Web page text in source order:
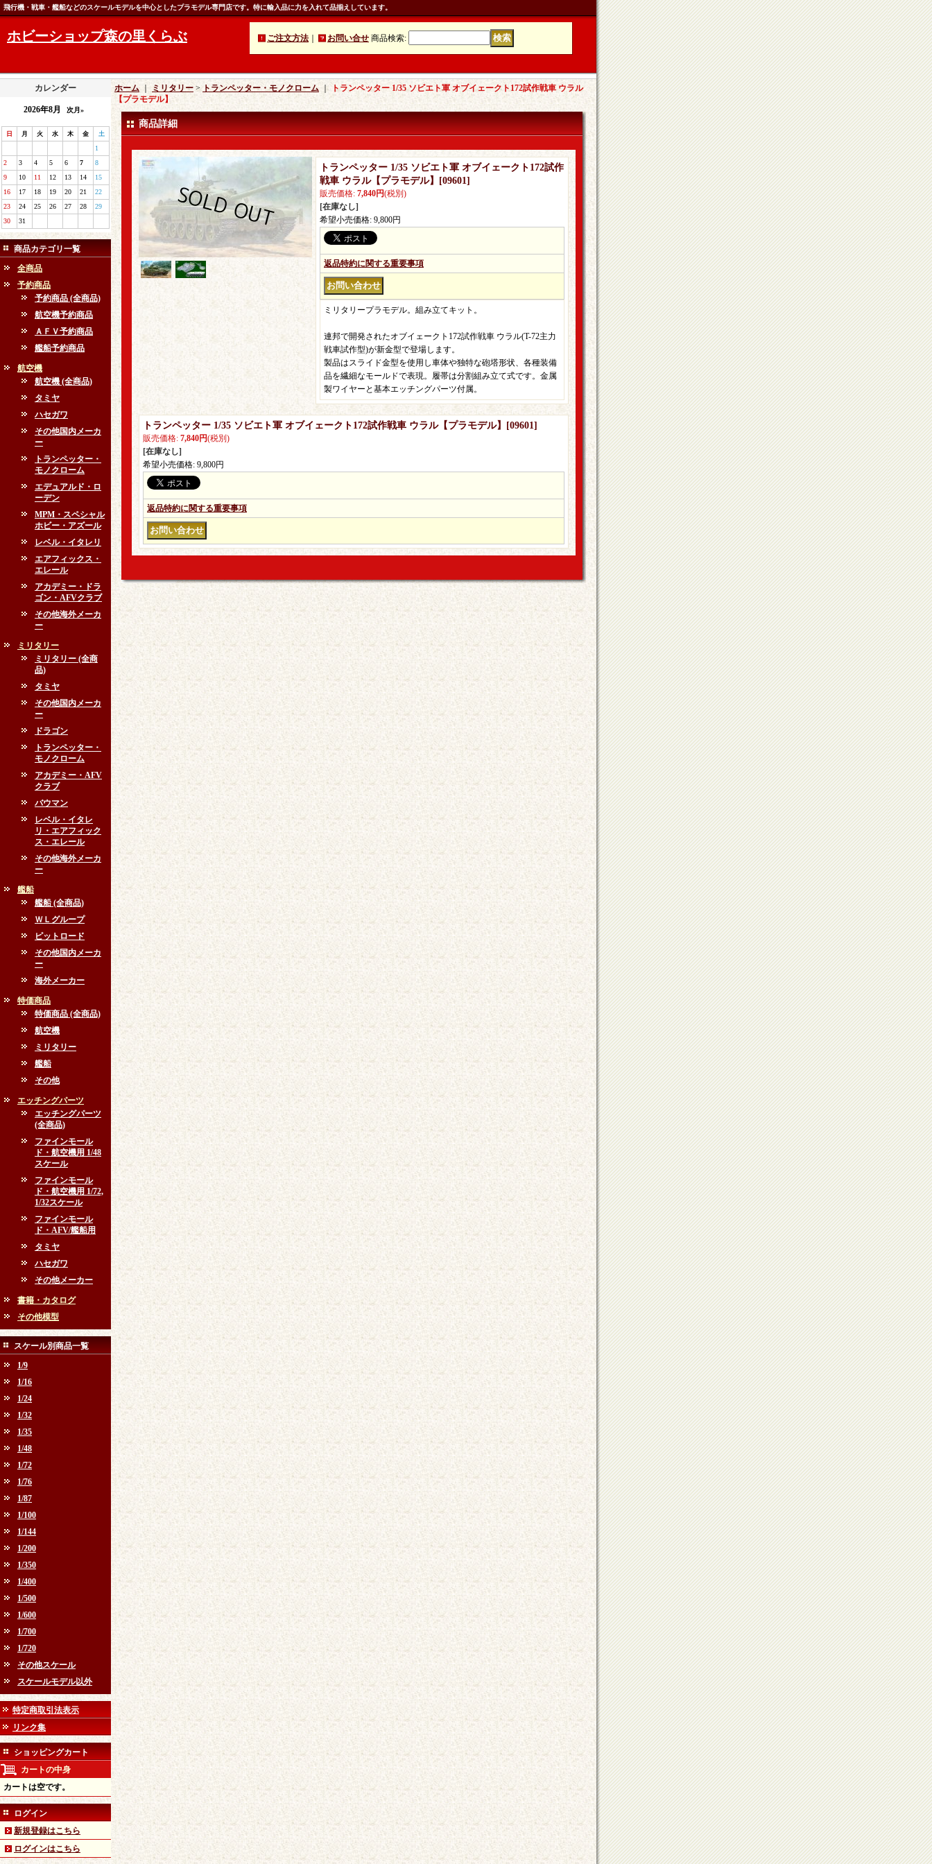
飛行機・戦車・艦船などのスケールモデルを中心としたプラモデル専門店です。特に輸入品に力を入れて品揃えしています。
ホビーショップ森の里くらぶ ご注文方法 お問い合せ 商品検索:
カレンダー
2026年8月 次月»
日 月 火 水 木 金 土
1
2
3 4 5 6 7
8
9
10 11 12 13 14
15
16
17 18 19 20 21
22
23
24 25 26 27 28
29
30
31
商品カテゴリ一覧
全商品
予約商品
予約商品 (全商品)
航空機予約商品
ＡＦＶ予約商品
艦船予約商品
航空機
航空機 (全商品)
タミヤ
ハセガワ
その他国内メーカ
ー
トランペッター・
モノクローム
エデュアルド・ロ
ーデン
MPM・スペシャル
ホビー・アズール
レベル・イタレリ
エアフィックス・
エレール
アカデミー・ドラ
ゴン・AFVクラブ
その他海外メーカ
ー
ミリタリー
ミリタリー (全商
品)
タミヤ
その他国内メーカ
ー
ドラゴン
トランペッター・
モノクローム
アカデミー・AFV
クラブ
バウマン
レベル・イタレ
リ・エアフィック
ス・エレール
その他海外メーカ
ー
艦船
艦船 (全商品)
ＷＬグループ
ピットロード
その他国内メーカ
ー
海外メーカー
特価商品
特価商品 (全商品)
航空機
ミリタリー
艦船
その他
エッチングパーツ
エッチングパーツ
(全商品)
ファインモール
ド・航空機用 1/48
スケール
ファインモール
ド・航空機用 1/72,
1/32スケール
ファインモール
ド・AFV/艦船用
タミヤ
ハセガワ
その他メーカー
書籍・カタログ
その他模型
スケール別商品一覧
1/9
1/16
1/24
1/32
1/35
1/48
1/72
1/76
1/87
1/100
1/144
1/200
1/350
1/400
1/500
1/600
1/700
1/720
その他スケール
スケールモデル以外
特定商取引法表示
リンク集
ショッピングカート
カートの中身
カートは空です。
ログイン
新規登録はこちら
ログインはこちら
ホーム ミリタリー > トランペッター・モノクローム ｜
トランペッター 1/35 ソビエト軍 オブイェークト172試作戦車 ウラル
【プラモデル】
商品詳細
トランペッター 1/35 ソビエト軍 オブイェークト172試作
戦車 ウラル【プラモデル】
[09601]
販売価格: 7,840円(税別)
[在庫なし]
希望小売価格: 9,800円
返品特約に関する重要事項
ミリタリープラモデル。組み立てキット。
連邦で開発されたオブイェークト172試作戦車 ウラル(T-72主力
戦車試作型)が新金型で登場します。
製品はスライド金型を使用し車体や独特な砲塔形状、各種装備
品を繊細なモールドで表現。履帯は分割組み立て式です。金属
製ワイヤーと基本エッチングパーツ付属。
トランペッター 1/35 ソビエト軍 オブイェークト172試作戦車 ウラル【プラモデル】 [09601]
販売価格: 7,840円(税別)
[在庫なし]
希望小売価格: 9,800円
返品特約に関する重要事項